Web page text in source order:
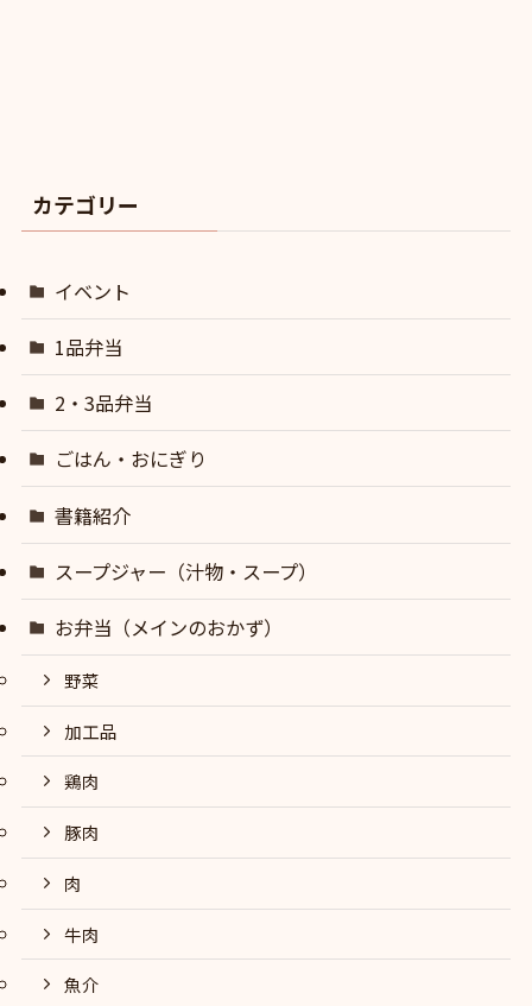
カテゴリー
イベント
1品弁当
2・3品弁当
ごはん・おにぎり
書籍紹介
スープジャー（汁物・スープ）
お弁当（メインのおかず）
野菜
加工品
鶏肉
豚肉
肉
牛肉
魚介